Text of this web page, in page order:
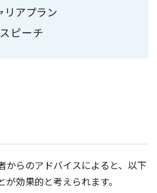
リアプラン
ピーチ
からのアドバイスによると、以下
効果的と考えられます。